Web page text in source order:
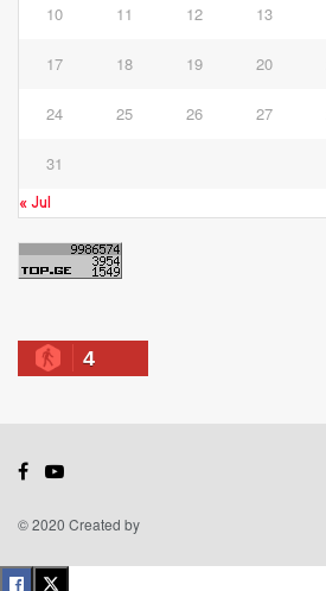
10 11 12 13
17 18 19 20
24 25 26 27
31
« Jul
4
© 2020 Created by